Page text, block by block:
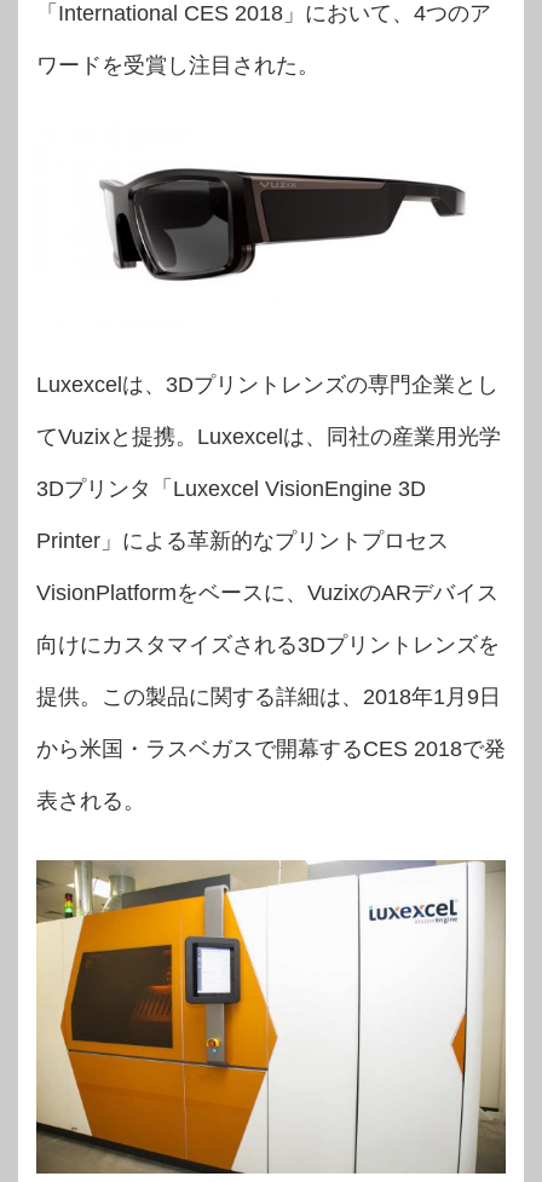
「International CES 2018」において、4つのア
ワードを受賞し注目された。
Luxexcelは、3Dプリントレンズの専門企業とし
てVuzixと提携。Luxexcelは、同社の産業用光学
3Dプリンタ「Luxexcel VisionEngine 3D
Printer」による革新的なプリントプロセス
VisionPlatformをベースに、VuzixのARデバイス
向けにカスタマイズされる3Dプリントレンズを
提供。この製品に関する詳細は、2018年1月9日
から米国・ラスベガスで開幕するCES 2018で発
表される。